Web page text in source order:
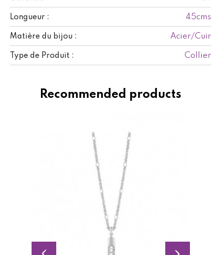
Longueur : 45cms
Matière du bijou : Acier/Cuir
Type de Produit : Collier
Recommended products